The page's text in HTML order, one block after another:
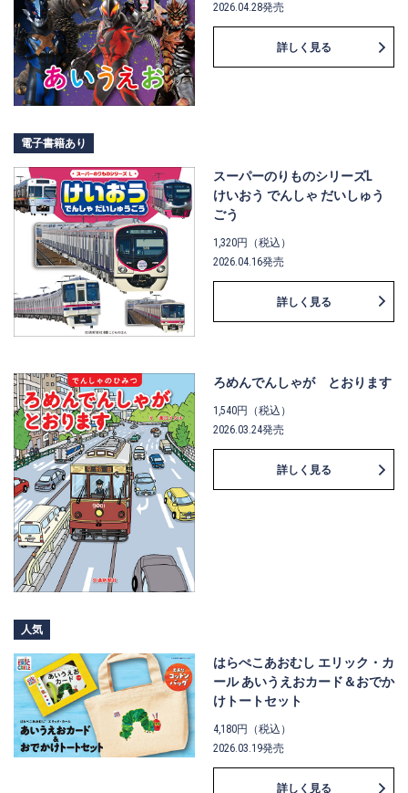
2026.04.28発売
詳しく見る
電子書籍あり
スーパーのりものシリーズL
けいおう でんしゃ だいしゅう
ごう
1,320円（税込）
2026.04.16発売
詳しく見る
ろめんでんしゃが とおります
1,540円（税込）
2026.03.24発売
詳しく見る
人気
はらぺこあおむし エリック・カ
ール あいうえおカード＆おでか
けトートセット
4,180円（税込）
2026.03.19発売
詳しく見る